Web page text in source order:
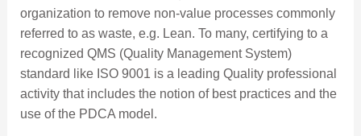
organization to remove non-value processes commonly
referred to as waste, e.g. Lean. To many, certifying to a
recognized QMS (Quality Management System)
standard like ISO 9001 is a leading Quality professional
activity that includes the notion of best practices and the
use of the PDCA model.